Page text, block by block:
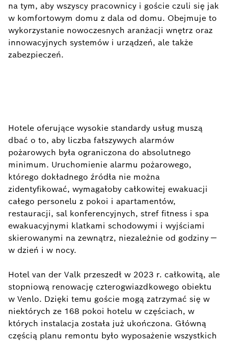
na tym, aby wszyscy pracownicy i goście czuli się jak
w komfortowym domu z dala od domu. Obejmuje to
wykorzystanie nowoczesnych aranżacji wnętrz oraz
innowacyjnych systemów i urządzeń, ale także
zabezpieczeń.
Hotele oferujące wysokie standardy usług muszą
dbać o to, aby liczba fałszywych alarmów
pożarowych była ograniczona do absolutnego
minimum. Uruchomienie alarmu pożarowego,
którego dokładnego źródła nie można
zidentyfikować, wymagałoby całkowitej ewakuacji
całego personelu z pokoi i apartamentów,
restauracji, sal konferencyjnych, stref fitness i spa
ewakuacyjnymi klatkami schodowymi i wyjściami
skierowanymi na zewnątrz, niezależnie od godziny —
w dzień i w nocy.
Hotel van der Valk przeszedł w 2023 r. całkowitą, ale
stopniową renowację czterogwiazdkowego obiektu
w Venlo. Dzięki temu goście mogą zatrzymać się w
niektórych ze 168 pokoi hotelu w częściach, w
których instalacja została już ukończona. Główną
częścią planu remontu było wyposażenie wszystkich